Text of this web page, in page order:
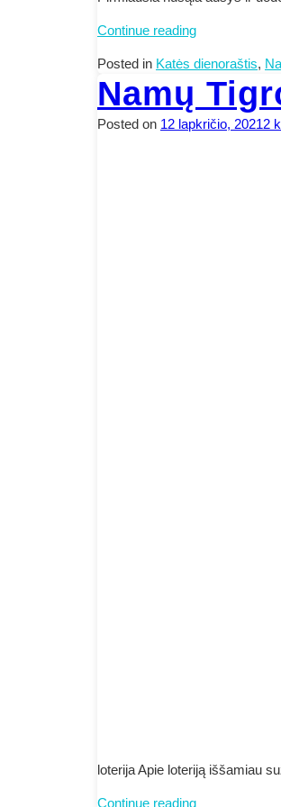
Continue readingŽiema.
katinui
tai
nuosprendis
Posted in Katės dienoraštis,
Namų
Posted on 12 lapkričio, 20212
loterija Apie loteriją iššamiau
Continue readingNamų